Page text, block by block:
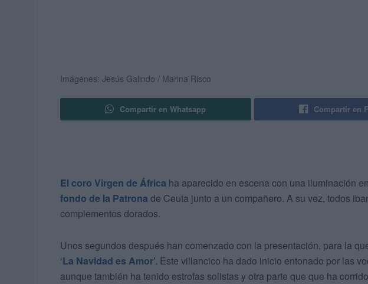
Imágenes: Jesús Galindo / Marina Risco
Compartir en Whatsapp Compartir en
El coro Virgen de África ha aparecido en escena con una iluminación
fondo de la Patrona de Ceuta junto a un compañero. A su vez, todos
complementos dorados.
Unos segundos después han comenzado con la presentación, para la
‘La Navidad es Amor’. Este villancico ha dado inicio entonado por las
aunque también ha tenido estrofas solistas y otra parte que que ha